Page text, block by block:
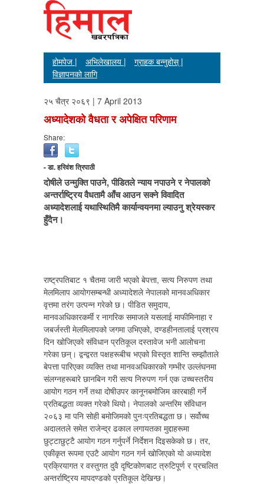
होमपेज | अभिलेखालय |
ग्राहक बन्नुहोस् |
विज्ञापनको लागि
२५ चैत्र २०६९ | 7 April 2013
अध्यादेशको वैधता र अपेक्षित परिणाम
Share:
- डा. हरिवंश त्रिपाठी
दोषीले उन्मुक्ति पाउने, पीडितले न्याय नपाउने र नेपालको
अन्तर्राष्ट्रिय वैधतामै आँच आउन सक्ने विवादित
अध्यादेशलाई यथास्थितिमै कार्यान्वयनमा ल्याउनु श्रेयस्कर
हुँदैन।
राष्ट्रपतिबाट १ चैतमा जारी भएको बेपत्ता, सत्य निरुपण तथा
मेलमिलाप आयोगसम्बन्धी अध्यादेशले नेपालको मानवअधिकार
वृत्तमा तरंग उत्पन्न गरेको छ। पीडित समुदाय,
मानवअधिकारकर्मी र नागरिक समाजले यसलाई माफीमिनाहा र
जबर्जस्ती मेलमिलापको जगमा उभिएको, दण्डहीनतालाई प्रश्रय
दिन खोजिएको संविधान प्रतिकूल दस्तावेज भनी आलोचना
गरेका छन्। द्वन्द्वरत पक्षहरूबीच भएको विस्तृत शान्ति सम्झौताले
बेपत्ता पारिएका व्यक्ति तथा मानवअधिकारको गम्भीर उल्लंघनमा
संलग्नहरूबारे छानबिन गरी सत्य निरुपण गर्न एक उच्चस्तरीय
आयोग गठन गर्ने तथा दोषीउपर कानूनबमोजिम कारबाही गर्ने
प्रतिबद्धता व्यक्त गरेको थियो। नेपालको अन्तरिम संविधान
२०६३ मा पनि सोही बमोजिमको पुनःप्रतिबद्धता छ। सर्वोच्च
अदालतले समेत राजेन्द्र ढकाल लगायतका मुद्दाहरूमा
छुट्टाछुट्टै आयोग गठन गर्नुपर्ने निर्देशन दिइसकेको छ। तर,
एकीकृत रूपमा एउटै आयोग गठन गर्न खोजिएको यो अध्यादेश
प्रक्रियागत र वस्तुगत दुवै दृष्टिकोणबाट त्रुटिपूर्ण र प्रचलित
अन्तर्राष्ट्रिय मापदण्डको प्रतिकूल देखिन्छ।